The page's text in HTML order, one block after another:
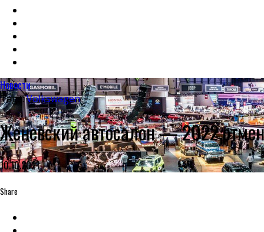
Новости
Tags:Volkswagen
Женевский автосалон — 2022
10.10.2021
Share